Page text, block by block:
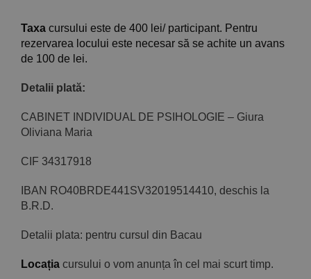
Taxa cursului este de 400 lei/ participant. Pentru
rezervarea locului este necesar să se achite un avans
de 100 de lei.
Detalii plată:
CABINET INDIVIDUAL DE PSIHOLOGIE – Giura
Oliviana Maria
CIF 34317918
IBAN RO40BRDE441SV32019514410, deschis la
B.R.D.
Detalii plata: pentru cursul din Bacau
Locația cursului o vom anunța în cel mai scurt timp.